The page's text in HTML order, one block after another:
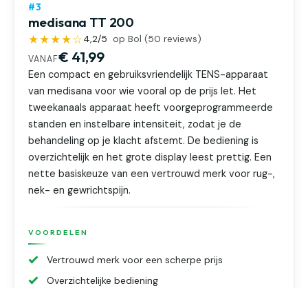
#3
medisana TT 200
★★★★☆4,2/5 op Bol (50 reviews)
VANAF€ 41,99
Een compact en gebruiksvriendelijk TENS-apparaat
van medisana voor wie vooral op de prijs let. Het
tweekanaals apparaat heeft voorgeprogrammeerde
standen en instelbare intensiteit, zodat je de
behandeling op je klacht afstemt. De bediening is
overzichtelijk en het grote display leest prettig. Een
nette basiskeuze van een vertrouwd merk voor rug-,
nek- en gewrichtspijn.
VOORDELEN
Vertrouwd merk voor een scherpe prijs
Overzichtelijke bediening